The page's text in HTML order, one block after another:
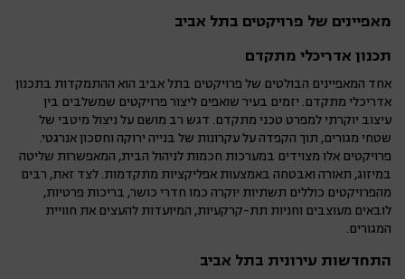
מאפיינים של פרויקטים בתל אביב
תכנון אדריכלי מתקדם
אחד המאפיינים הבולטים של פרויקטים בתל אביב הוא ההתמקדות בתכנון
אדריכלי מתקדם. יזמים בעיר שואפים ליצור פרויקטים שמשלבים בין
עיצוב יוקרתי למפרט טכני מתקדם. דגש רב מושם על ניצול מיטבי של
שטחי מגורים, תוך הקפדה על עקרונות של בנייה ירוקה וחסכון אנרגטי.
פרויקטים אלו מצוידים במערכות חכמות לניהול הבית, המאפשרות שליטה
במיזוג, תאורה ואבטחה באמצעות אפליקציות מתקדמות. לצד זאת, רבים
מהפרויקטים כוללים תשתיות יוקרה כמו חדרי כושר, בריכות פרטיות,
לובאים מעוצבים וחניות תת-קרקעיות, המיועדות להעצים את חוויית
המגורים.
התחדשות עירונית בתל אביב